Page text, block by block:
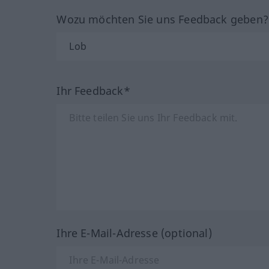
Wozu möchten Sie uns Feedback
Ihr Feedback*
Ihre E-Mail-Adresse (optional)